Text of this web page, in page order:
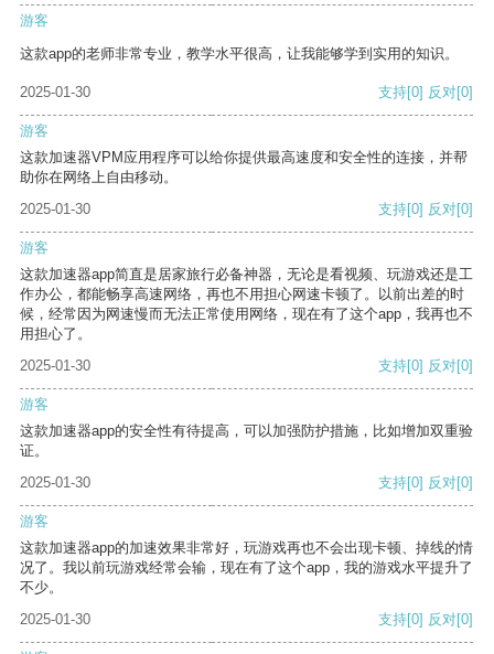
游客
这款app的老师非常专业，教学水平很高，让我能够学到实用的知识。
2025-01-30 支持[0] 反对[0]
游客
这款加速器VPM应用程序可以给你提供最高速度和安全性的连接，并帮
助你在网络上自由移动。
2025-01-30
支持[0] 反对[0]
游客
这款加速器app简直是居家旅行必备神器，无论是看视频、玩游戏还是工
作办公，都能畅享高速网络，再也不用担心网速卡顿了。以前出差的时
候，经常因为网速慢而无法正常使用网络，现在有了这个app，我再也不
用担心了。
2025-01-30
支持[0] 反对[0]
游客
这款加速器app的安全性有待提高，可以加强防护措施，比如增加双重验
证。
2025-01-30
支持[0] 反对[0]
游客
这款加速器app的加速效果非常好，玩游戏再也不会出现卡顿、掉线的情
况了。我以前玩游戏经常会输，现在有了这个app，我的游戏水平提升了
不少。
2025-01-30
支持[0] 反对[0]